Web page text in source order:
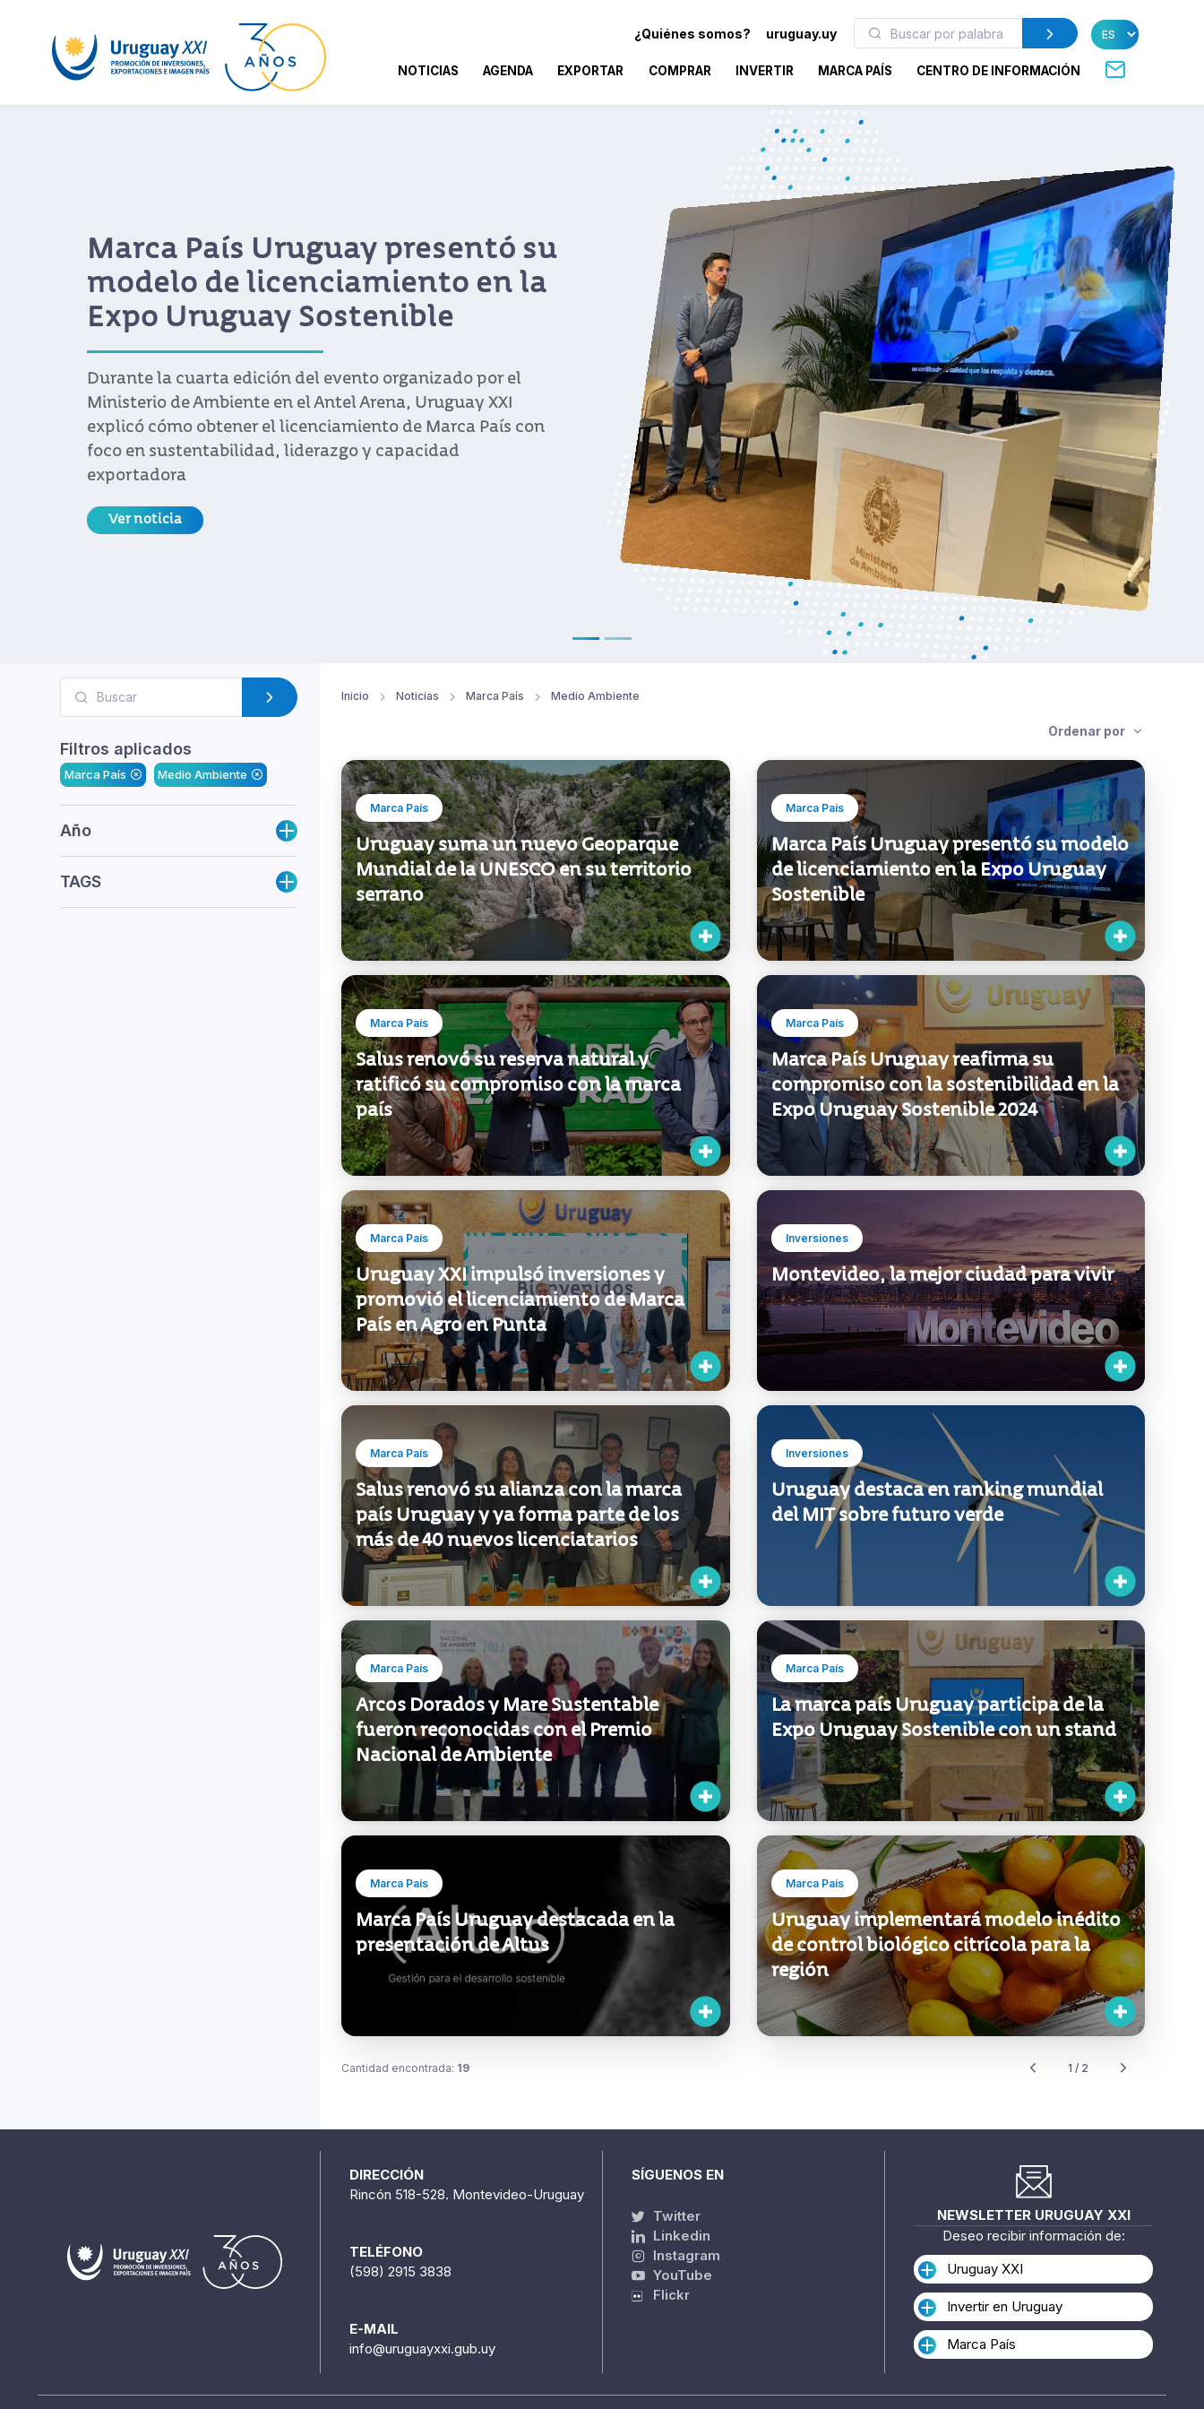
¿Quiénes somos? uruguay.uy
NOTICIAS AGENDA EXPORTAR COMPRAR INVERTIR MARCA PAÍS CENTRO DE INFORMACIÓN
Montevideo, la mejor ciudad
para vivir
como estabilidad política, sanidad, educación,
infraestructura y sostenibilidad, ubicó a la capital
uruguaya como la mejor de América Latina.
Filtros aplicados
Marca País Medio Ambiente
Año
TAGS
Marca País
Ordenar por
Marca País
Uruguay suma un nuevo Geoparque
Mundial de la UNESCO en su territorio
serrano
Marca País
Marca País Uruguay presentó su modelo
de licenciamiento en la Expo Uruguay
Sostenible
Marca País
Salus renovó su reserva natural y
ratificó su compromiso con la marca
país
Marca País
Marca País Uruguay reafirma su
compromiso con la sostenibilidad en la
Expo Uruguay Sostenible 2024
Marca País
Uruguay XXI impulsó inversiones y
promovió el licenciamiento de Marca
País en Agro en Punta
Inversiones
Montevideo, la mejor ciudad para vivir
Marca País
Salus renovó su alianza con la marca
país Uruguay y ya forma parte de los
más de 40 nuevos licenciatarios
Inversiones
Uruguay destaca en ranking mundial
del MIT sobre futuro verde
Marca País
Arcos Dorados y Mare Sustentable
fueron reconocidas con el Premio
Nacional de Ambiente
Marca País
La marca país Uruguay participa de la
Expo Uruguay Sostenible con un stand
Marca País
Marca País Uruguay destacada en la
presentación de Altus
Marca País
Uruguay implementará modelo inédito
de control biológico citrícola para la
región
Cantidad encontrada: 19 1 / 2
DIRECCIÓN
Rincón 518-528. Montevideo-Uruguay
TELÉFONO
(598) 2915 3838
E-MAIL
info@uruguayxxi.gub.uy
SÍGUENOS EN
Twitter
Linkedin
Instagram
YouTube
Flickr
NEWSLETTER URUGUAY XXI
Deseo recibir información de:
Uruguay XXI
Invertir en Uruguay
Marca País